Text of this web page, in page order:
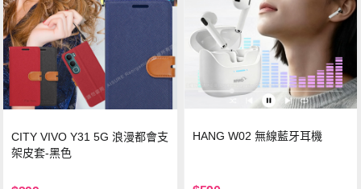
CITY VIVO Y31 5G 浪漫都會支
架皮套-黑色
HANG W02 無線藍牙耳機